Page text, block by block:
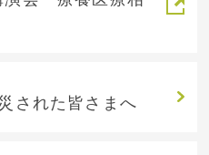
された皆さまへ